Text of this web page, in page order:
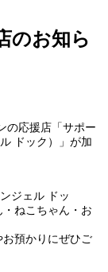
のお知ら
の応援店「サポー
ドック）」が加
ジェル ドッ
ねこちゃん・お
預かりにぜひご